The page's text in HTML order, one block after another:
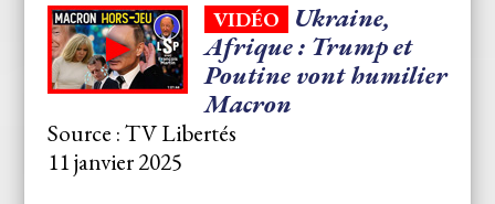
VIDÉO
Ukraine,
Afrique : Trump et
Poutine vont humilier
Macron
Source : TV Libertés
11 janvier 2025